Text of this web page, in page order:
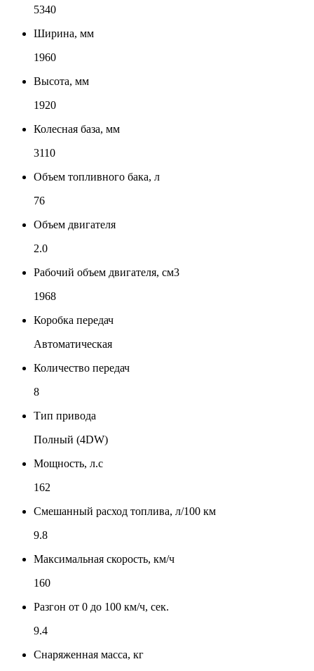
5340
Ширина, мм
1960
Высота, мм
1920
Колесная база, мм
3110
Объем топливного бака, л
76
Объем двигателя
2.0
Рабочий объем двигателя, см3
1968
Коробка передач
Автоматическая
Количество передач
8
Тип привода
Полный (4DW)
Мощность, л.с
162
Смешанный расход топлива, л/100 км
9.8
Максимальная скорость, км/ч
160
Разгон от 0 до 100 км/ч, сек.
9.4
Снаряженная масса, кг